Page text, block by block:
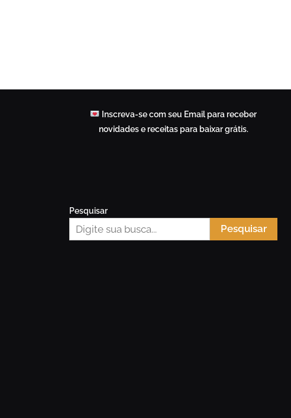
Inscreva-se com seu Email para receber
novidades e receitas para baixar grátis.
Pesquisar
Pesquisar